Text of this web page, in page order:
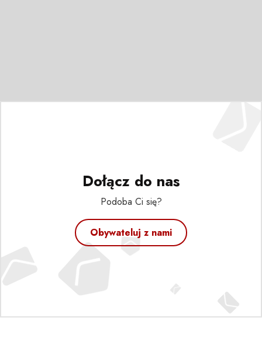
Dołącz do nas
Podoba Ci się?
Obywateluj z nami